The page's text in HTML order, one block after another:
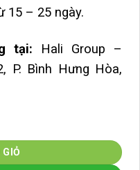
15 – 25 ngày.
tại: Hali Group –
P. Bình Hưng Hòa,